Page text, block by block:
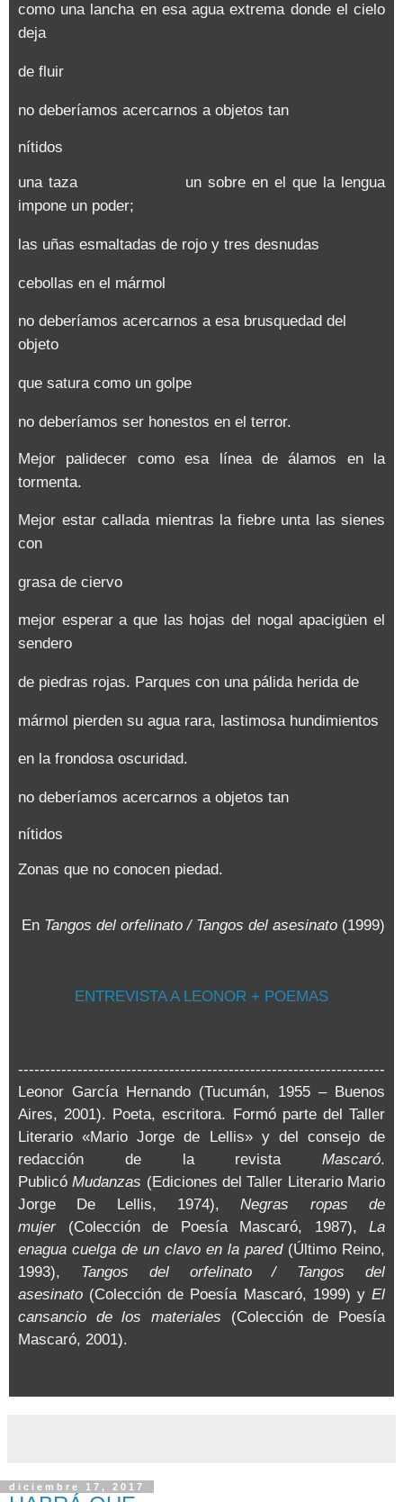
como una lancha en esa agua extrema donde el cielo
deja
de fluir
no deberíamos acercarnos a objetos tan
nítidos
una taza un sobre en el que la lengua
impone un poder;
las uñas esmaltadas de rojo y tres desnudas
cebollas en el mármol
no deberíamos acercarnos a esa brusquedad del
objeto
que satura como un golpe
no deberíamos ser honestos en el terror.
Mejor palidecer como esa línea de álamos en la
tormenta.
Mejor estar callada mientras la fiebre unta las sienes
con
grasa de ciervo
mejor esperar a que las hojas del nogal apacigüen el
sendero
de piedras rojas. Parques con una pálida herida de
mármol pierden su agua rara, lastimosa hundimientos
en la frondosa oscuridad.
no deberíamos acercarnos a objetos tan
nítidos
Zonas que no conocen piedad.
En Tangos del orfelinato / Tangos del asesinato (1999)
ENTREVISTA A LEONOR + POEMAS
--------------------------------------------------------------------
Leonor García Hernando (Tucumán, 1955 – Buenos
Aires, 2001). Poeta, escritora. Formó parte del Taller
Literario «Mario Jorge de Lellis» y del consejo de
redacción de la revista Mascaró.
PublicóMudanzas (Ediciones del Taller Literario Mario
Jorge De Lellis, 1974),Negras ropas de
mujer (Colección de Poesía Mascaró, 1987), La
enagua cuelga de un clavo en la pared (Último Reino,
1993), Tangos del orfelinato / Tangos del
asesinato (Colección de Poesía Mascaró, 1999) yEl
cansancio de los materiales (Colección de Poesía
Mascaró, 2001).
diciembre 17, 2017